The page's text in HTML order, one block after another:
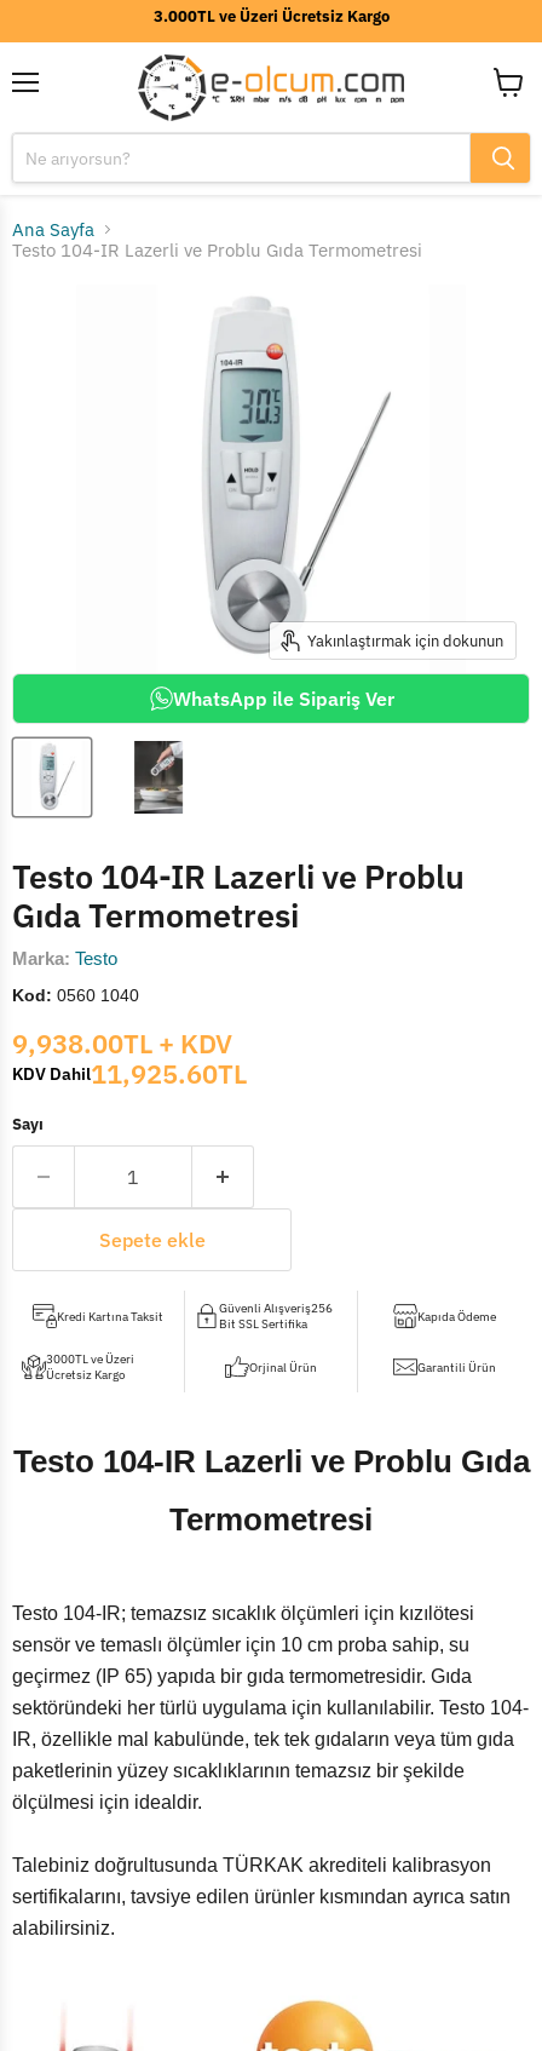
3.000TL ve Üzeri Ücretsiz Kargo
Ana Sayfa
Testo 104-IR Lazerli ve Problu Gıda Termometresi
Yakınlaştırmak için dokunun
WhatsApp ile Sipariş Ver
Testo 104-IR Lazerli ve Problu
Gıda Termometresi
Marka: Testo
Kod: 0560 1040
Mevcut fiyat
9,938.00TL + KDV
KDV Dahil11,925.60TL
Sayı
Sepete ekle
Kredi Kartına Taksit
Güvenli Alışveriş256
Bit SSL Sertifika
Kapıda Ödeme
3000TL ve Üzeri
Ücretsiz Kargo
Orjinal Ürün Garantili Ürün
Testo 104-IR Lazerli ve Problu Gıda
Termometresi
Testo 104-IR; temazsız sıcaklık ölçümleri için kızılötesi
sensör ve temaslı ölçümler için 10 cm proba sahip, su
geçirmez (IP 65) yapıda bir gıda termometresidir. Gıda
sektöründeki her türlü uygulama için kullanılabilir. Testo 104-
IR, özellikle mal kabulünde, tek tek gıdaların veya tüm gıda
paketlerinin yüzey sıcaklıklarının temazsız bir şekilde
ölçülmesi için idealdir.
Talebiniz doğrultusunda TÜRKAK akrediteli kalibrasyon
sertifikalarını, tavsiye edilen ürünler kısmından ayrıca satın
alabilirsiniz.